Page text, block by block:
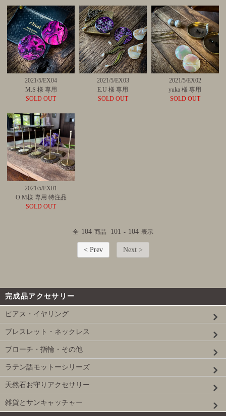
2021/5/EX04
M.S 様 専用
SOLD OUT
2021/5/EX03
E.U 様 専用
SOLD OUT
2021/5/EX02
yuka 様 専用
SOLD OUT
2021/5/EX01
O.M様 専用 特注品
SOLD OUT
全 104 商品 101 - 104 表示
< Prev Next >
完成品アクセサリー
ピアス・イヤリング
ブレスレット・ネックレス
ブローチ・指輪・その他
ラテン語モットーシリーズ
天然石お守りアクセサリー
雑貨とサンキャッチャー